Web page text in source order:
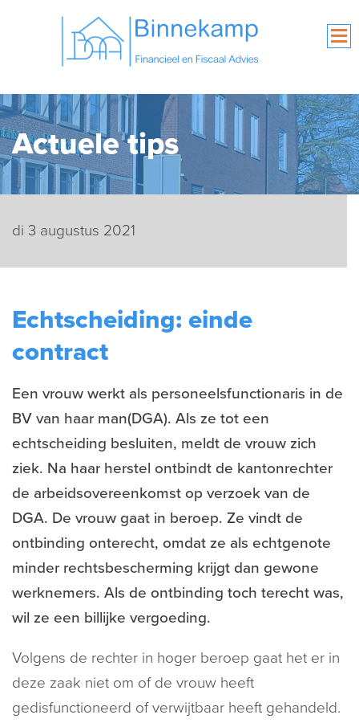
Actuele tips
di 3 augustus 2021
Echtscheiding: einde
contract
Een vrouw werkt als personeelsfunctionaris in de
BV van haar man(DGA). Als ze tot een
echtscheiding besluiten, meldt de vrouw zich
ziek. Na haar herstel ontbindt de kantonrechter
de arbeidsovereenkomst op verzoek van de
DGA. De vrouw gaat in beroep. Ze vindt de
ontbinding onterecht, omdat ze als echtgenote
minder rechtsbescherming krijgt dan gewone
werknemers. Als de ontbinding toch terecht was,
wil ze een billijke vergoeding.
Volgens de rechter in hoger beroep gaat het er in
deze zaak niet om of de vrouw heeft
gedisfunctioneerd of verwijtbaar heeft gehandeld.